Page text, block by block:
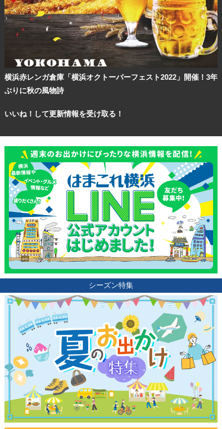
横浜赤レンガ倉庫「横浜オクトーバーフェスト2022」開催！3年
ぶりに秋の風物詩
いいね！して更新情報を受け取る！
シーズン特集
ランキング
ブログ記事
サイトについて